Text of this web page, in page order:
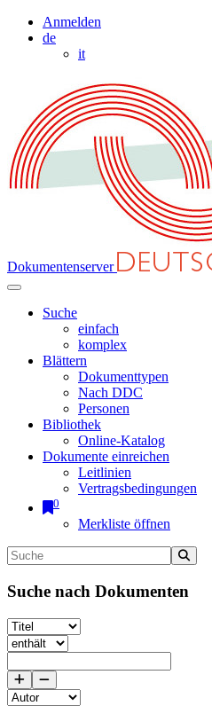
Anmelden
de
it
Dokumentenserver
Suche
einfach
komplex
Blättern
Dokumenttypen
Nach DDC
Personen
Bibliothek
Online-Katalog
Dokumente einreichen
Leitlinien
Vertragsbedingungen
0
Merkliste öffnen
Suche nach Dokumenten